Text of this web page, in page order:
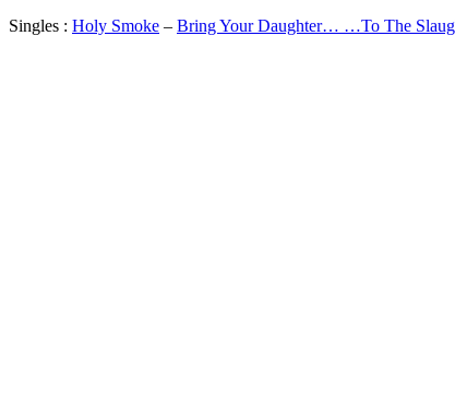
Singles : Holy Smoke – Bring Your Daughter… …To The